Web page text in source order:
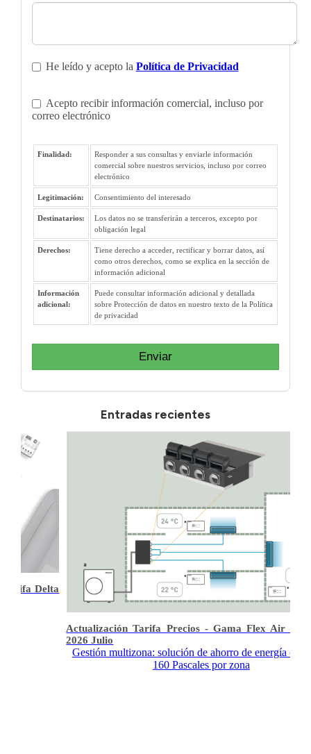
He leído y acepto la Política de Privacidad
Acepto recibir información comercial, incluso por
correo electrónico
Finalidad:
Responder a sus consultas y enviarle información
comercial sobre nuestros servicios, incluso por correo
electrónico
Legitimación: Consentimiento del interesado
Destinatarios:
Los datos no se transferirán a terceros, excepto por
obligación legal
Derechos:
Tiene derecho a acceder, rectificar y borrar datos, así
como otros derechos, como se explica en la sección de
información adicional
Información
adicional:
Puede consultar información adicional y detallada
sobre Protección de datos en nuestro texto de la Política
de privacidad
Enviar
Entradas recientes
Tarifa Delta
Actualización Tarifa Precios - Gama Flex Air
2026 Julio
Gestión multizona: solución de ahorro de energía con
160 Pascales por zona